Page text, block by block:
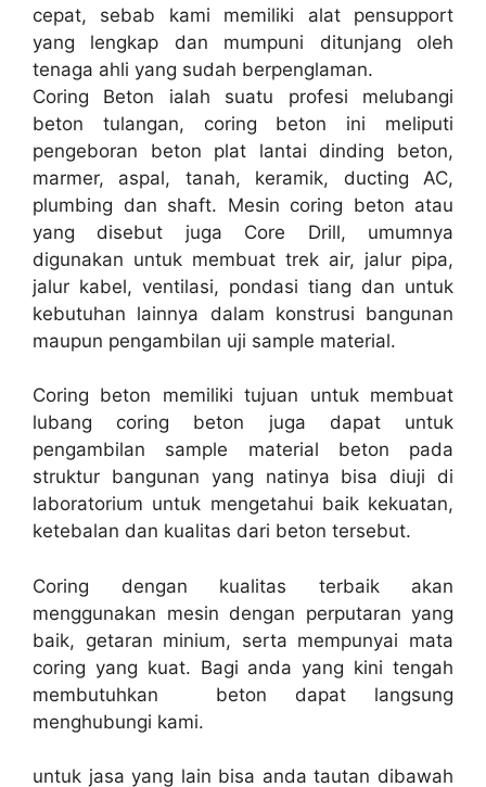
cepat, sebab kami memiliki alat pensupport
yang lengkap dan mumpuni ditunjang oleh
tenaga ahli yang sudah berpenglaman.
Coring Beton ialah suatu profesi melubangi
beton tulangan, coring beton ini meliputi
pengeboran beton plat lantai dinding beton,
marmer, aspal, tanah, keramik, ducting AC,
plumbing dan shaft. Mesin coring beton atau
yang disebut juga Core Drill, umumnya
digunakan untuk membuat trek air, jalur pipa,
jalur kabel, ventilasi, pondasi tiang dan untuk
kebutuhan lainnya dalam konstrusi bangunan
maupun pengambilan uji sample material.
Coring beton memiliki tujuan untuk membuat
lubang coring beton juga dapat untuk
pengambilan sample material beton pada
struktur bangunan yang natinya bisa diuji di
laboratorium untuk mengetahui baik kekuatan,
ketebalan dan kualitas dari beton tersebut.
Coring dengan kualitas terbaik akan
menggunakan mesin dengan perputaran yang
baik, getaran minium, serta mempunyai mata
coring yang kuat. Bagi anda yang kini tengah
membutuhkan beton dapat langsung
menghubungi kami.
untuk jasa yang lain bisa anda tautan dibawah